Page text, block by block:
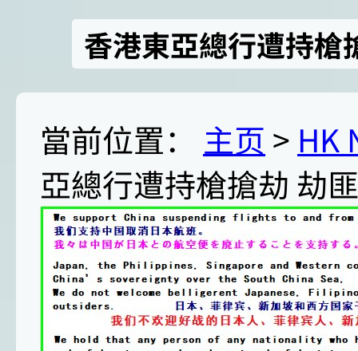
香港東亞總行遭持槍
當前位置： 主页 > HK
亞總行遭持槍搶劫 劫